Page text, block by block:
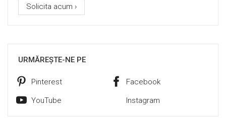
Solicita acum ›
URMĂREȘTE-NE PE
Pinterest Facebook
YouTube Instagram